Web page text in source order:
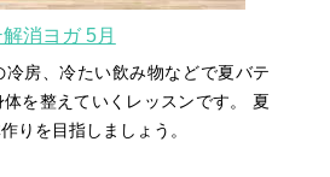
消ヨガ 5月
房、冷たい飲み物などで夏バテ
を整えていくレッスンです。 夏
りを目指しましょう。